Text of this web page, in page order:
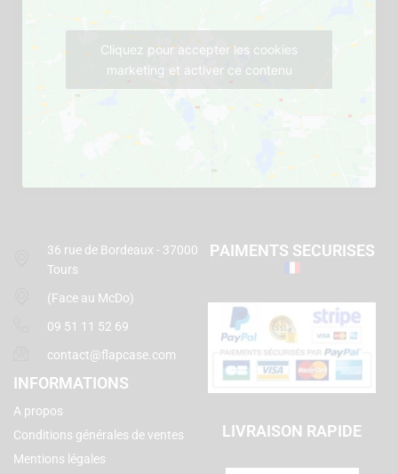
Cliquez pour accepter les cookies
marketing et activer ce contenu
36 rue de Bordeaux - 37000
Tours
(Face au McDo)
09 51 11 52 69
contact@flapcase.com
INFORMATIONS
A propos
Conditions générales de ventes
Mentions légales
PAIMENTS SECURISES
LIVRAISON RAPIDE